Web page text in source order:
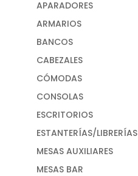
APARADORES
ARMARIOS
BANCOS
CABEZALES
CÓMODAS
CONSOLAS
ESCRITORIOS
ESTANTERÍAS/LIBRERÍAS
MESAS AUXILIARES
MESAS BAR